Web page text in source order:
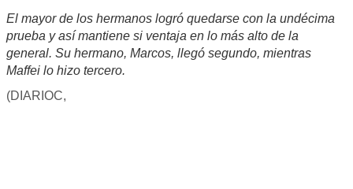
El mayor de los hermanos logró quedarse con la undécima
prueba y así mantiene si ventaja en lo más alto de la
general. Su hermano, Marcos, llegó segundo, mientras
Maffei lo hizo tercero.
(DIARIOC,